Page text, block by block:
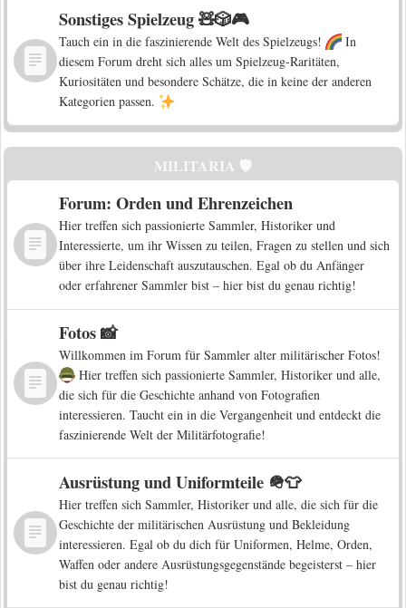
Sonstiges Spielzeug 🧸🎲🎮
Tauch ein in die faszinierende Welt des Spielzeugs!
In
diesem Forum dreht sich alles um Spielzeug-Raritäten,
Kuriositäten und besondere Schätze, die in keine der anderen
Kategorien passen.
MILITARIA 🛡️
Forum: Orden und Ehrenzeichen
Hier treffen sich passionierte Sammler, Historiker und
Interessierte, um ihr Wissen zu teilen, Fragen zu stellen und sich
über ihre Leidenschaft auszutauschen. Egal ob du Anfänger
oder erfahrener Sammler bist – hier bist du genau richtig!
Fotos 📸
Willkommen im Forum für Sammler alter militärischer Fotos!
Hier treffen sich passionierte Sammler, Historiker und alle,
die sich für die Geschichte anhand von Fotografien
interessieren. Taucht ein in die Vergangenheit und entdeckt die
faszinierende Welt der Militärfotografie!
Ausrüstung und Uniformteile 🪖👕
Hier treffen sich Sammler, Historiker und alle, die sich für die
Geschichte der militärischen Ausrüstung und Bekleidung
interessieren. Egal ob du dich für Uniformen, Helme, Orden,
Waffen oder andere Ausrüstungsgegenstände begeisterst – hier
bist du genau richtig!